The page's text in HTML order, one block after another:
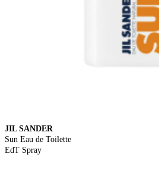
JIL SANDER
Sun Eau de Toilette
EdT Spray